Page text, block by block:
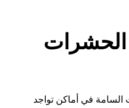
السامة في أماكن تواجد